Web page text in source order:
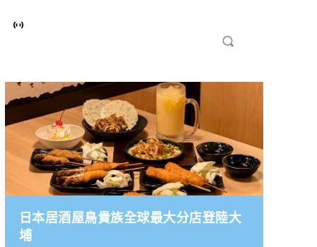
日本居酒屋鳥貴族全球最大分店登陸大
埔